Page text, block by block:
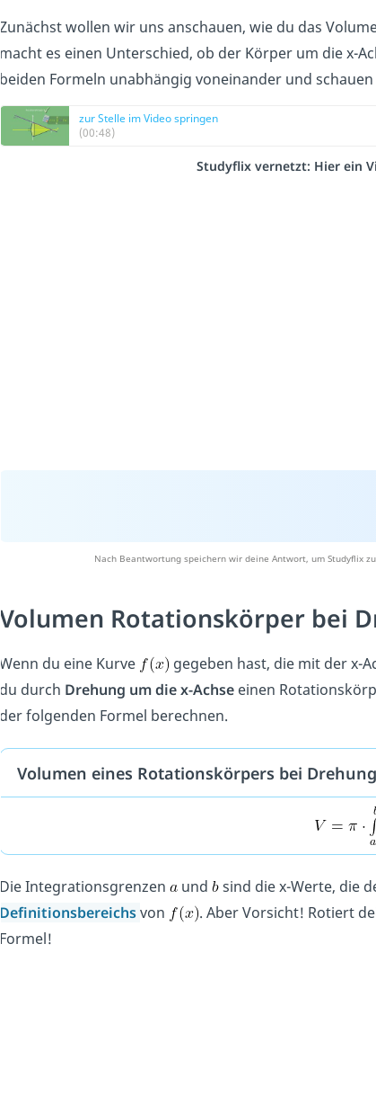
Zunächst wollen wir uns anschauen, wie du das
macht es einen Unterschied, ob der Körper um die x-
beiden Formeln unabhängig voneinander und
zur Stelle im Video springen
(00:48)
Studyflix vernetzt: Hier ein
Nach Beantwortung speichern wir deine Antwort, um Studyflix
Volumen Rotationskörper bei
Wenn du eine Kurve
gegeben hast, die mit der x-
du durch Drehung um die x-Achseeinen
der folgenden Formel berechnen.
Volumen eines Rotationskörpers bei
Die Integrationsgrenzen und sind die x-Werte, die
Definitionsbereichs von . Aber Vorsicht! Rotiert
Formel!